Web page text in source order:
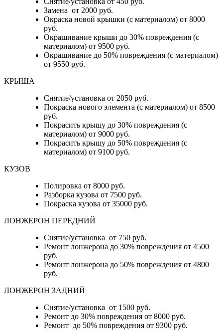
Замена от 2000 руб.
Окраска новой крышки (с материалом) от 8000
руб.
Окрашивание крыши до 30% повреждения (с
материалом) от 9500 руб.
Окрашивание до 50% повреждения (с материалом)
от 9550 руб.
КРЫША
Снятие/установка от 2050 руб.
Покраска нового элемента (с материалом) от 8500
руб.
Покрасить крышу до 30% повреждения (с
материалом) от 9000 руб.
Покрасить крышу до 50% повреждения (с
материалом) от 9100 руб.
КУЗОВ
Полировка от 8000 руб.
Разборка кузова от 7500 руб.
Покраска кузова от 35000 руб.
ЛОНЖЕРОН ПЕРЕДНИЙ
Снятие/установка от 750 руб.
Ремонт лонжерона до 30% повреждения от 4500
руб.
Ремонт лонжерона до 50% повреждения от 4800
руб.
ЛОНЖЕРОН ЗАДНИЙ
Снятие/установка от 1500 руб.
Ремонт до 30% повреждения от 8000 руб.
Ремонт до 50% повреждения от 9300 руб.